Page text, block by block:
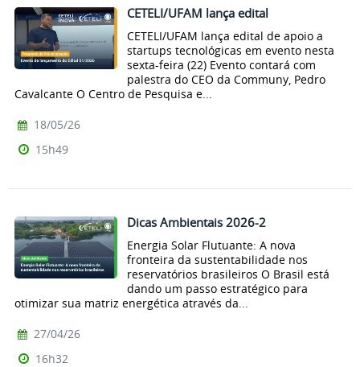
CETELI/UFAM lança edital
CETELI/UFAM lança edital de apoio a
startups tecnológicas em evento nesta
sexta-feira (22) Evento contará com
palestra do CEO da Communy, Pedro
Cavalcante O Centro de Pesquisa e...
18/05/26
15h49
Dicas Ambientais 2026-2
Energia Solar Flutuante: A nova
fronteira da sustentabilidade nos
reservatórios brasileiros O Brasil está
dando um passo estratégico para
otimizar sua matriz energética através da...
27/04/26
16h32